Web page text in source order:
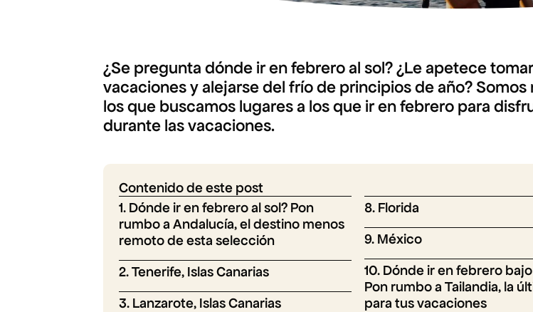
¿Se pregunta dónde ir en febrero al sol? ¿Le apetece
vacaciones y alejarse del frío de principios de año? Somos
los que buscamos lugares a los que ir en febrero para
durante las vacaciones.
Contenido de este post
1. Dónde ir en febrero al sol? Pon
rumbo a Andalucía, el destino menos
remoto de esta selección
2. Tenerife, Islas Canarias
3. Lanzarote, Islas Canarias
8. Florida
9. México
10. Dónde ir en febrero
Pon rumbo a Tailandia, la
para tus vacaciones